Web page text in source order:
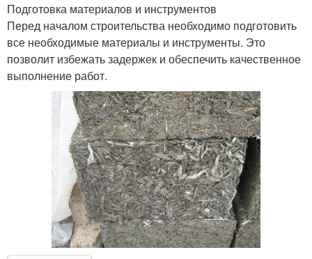
Подготовка материалов и инструментов
Перед началом строительства необходимо подготовить
все необходимые материалы и инструменты. Это
позволит избежать задержек и обеспечить качественное
выполнение работ.